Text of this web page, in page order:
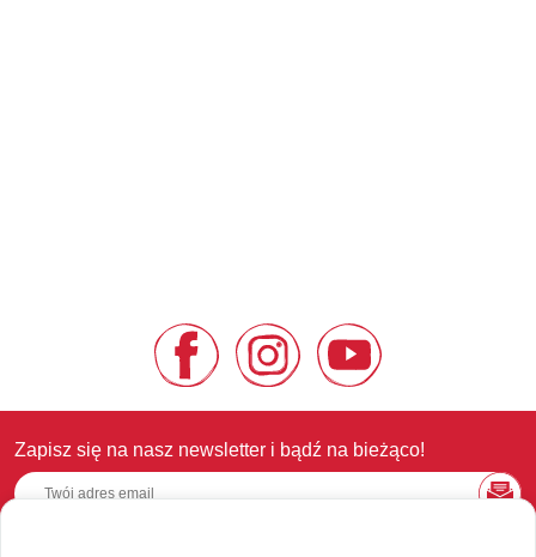
Zapisz się na nasz newsletter i bądź na bieżąco!